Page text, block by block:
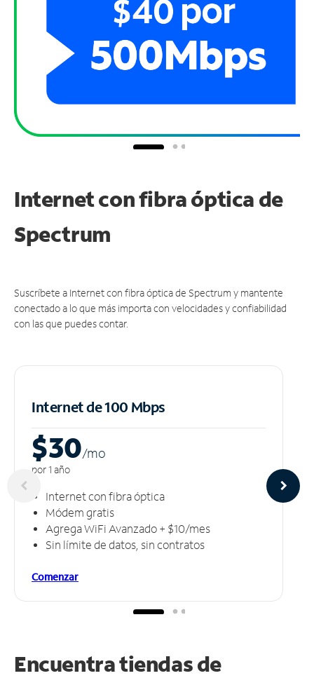
Internet con fibra óptica de
Spectrum
Suscríbete a Internet con fibra óptica de Spectrum y mantente
conectado a lo que más importa con velocidades y confiabilidad
con las que puedes contar.
Internet de 100 Mbps
$30/mo
por 1 año
Internet con fibra óptica
Módem gratis
Agrega WiFi Avanzado + $10/mes
Sin límite de datos, sin contratos
Comenzar
Encuentra tiendas de